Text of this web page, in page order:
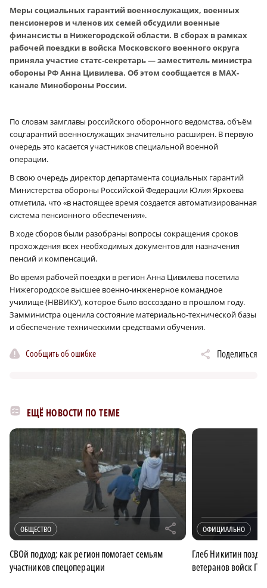
Меры социальных гарантий военнослужащих, военных
пенсионеров и членов их семей обсудили военные
финансисты в Нижегородской области. В сборах в рамках
рабочей поездки в войска Московского военного округа
приняла участие статс-секретарь — заместитель министра
обороны РФ Анна Цивилева. Об этом сообщается в МАХ-
канале Минобороны России.
По словам замглавы российского оборонного ведомства, объём
соцгарантий военнослужащих значительно расширен. В первую
очередь это касается участников специальной военной
операции.
В свою очередь директор департамента социальных гарантий
Министерства обороны Российской Федерации Юлия Яркоева
отметила, что «в настоящее время создается автоматизированная
система пенсионного обеспечения».
В ходе сборов были разобраны вопросы сокращения сроков
прохождения всех необходимых документов для назначения
пенсий и компенсаций.
Во время рабочей поездки в регион Анна Цивилева посетила
Нижегородское высшее военно-инженерное командное
училище (НВВИКУ), которое было воссоздано в прошлом году.
Замминистра оценила состояние материально-технической базы
и обеспечение техническими средствами обучения.
Сообщить об ошибке Поделиться
ЕЩЁ НОВОСТИ ПО ТЕМЕ
ОБЩЕСТВО r
СВОй подход: как регион помогает семьям
участников спецоперации
ОФИЦИАЛЬНО
Глеб Никитин
ветеранов войск